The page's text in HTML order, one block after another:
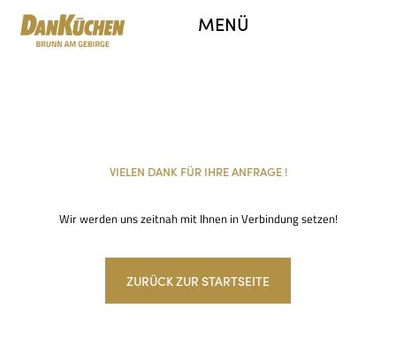
MENÜ
VIELEN DANK FÜR IHRE ANFRAGE !
Wir werden uns zeitnah mit Ihnen in Verbindung setzen!
ZURÜCK ZUR STARTSEITE